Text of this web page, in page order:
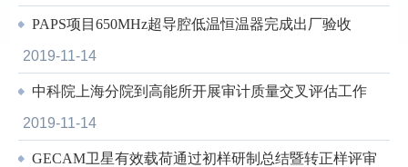
PAPS项目650MHz超导腔低温恒温器完成出厂验收
2019-11-14
中科院上海分院到高能所开展审计质量交叉评估工作
2019-11-14
GECAM卫星有效载荷通过初样研制总结暨转正样评审